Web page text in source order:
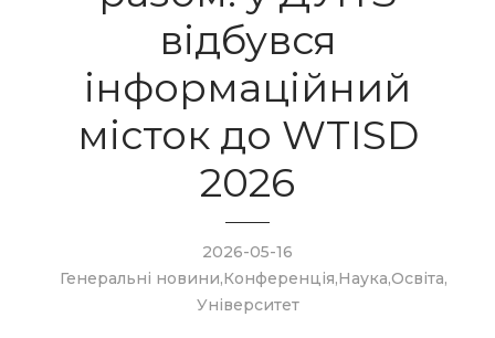
відбувся
інформаційний
місток до WTISD
2026
2026-05-16
Генеральні новини,Конференція,Наука,Освіта,
Університет